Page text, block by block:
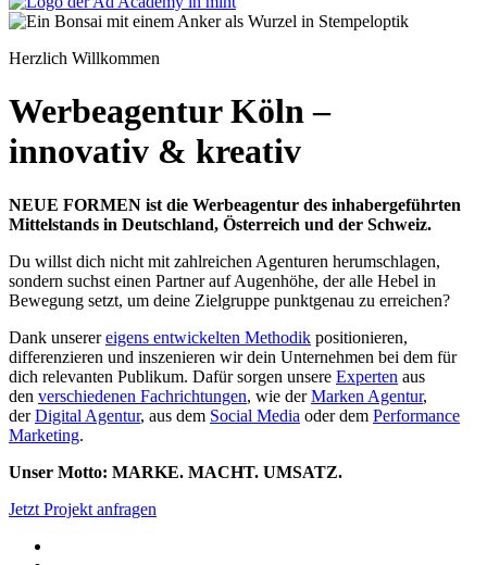
Herzlich Willkommen
Werbeagentur Köln –
innovativ & kreativ
NEUE FORMEN ist die Werbeagentur des inhabergeführten
Mittelstands in Deutschland, Österreich und der Schweiz.
Du willst dich nicht mit zahlreichen Agenturen herumschlagen,
sondern suchst einen Partner auf Augenhöhe, der alle Hebel in
Bewegung setzt, um deine Zielgruppe punktgenau zu erreichen?
Dank unserereigens entwickelten Methodik positionieren,
differenzieren und inszenieren wir dein Unternehmen bei dem für
dich relevanten Publikum. Dafür sorgen unsere Experten aus
den verschiedenen Fachrichtungen, wie derMarken Agentur,
derDigital Agentur, aus dem Social Media oder dem Performance
Marketing.
Unser Motto: MARKE. MACHT. UMSATZ.
Jetzt Projekt anfragen